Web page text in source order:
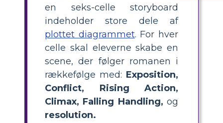
en seks-celle storyboard
indeholder store dele af
plottet diagrammet. For hver
celle skal eleverne skabe en
scene, der følger romanen i
rækkefølge med: Exposition,
Conflict, Rising Action,
Climax, Falling Handling, og
resolution.